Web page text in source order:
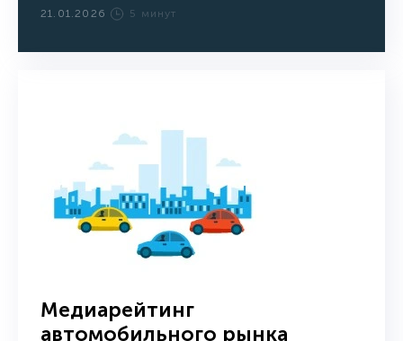
21.01.2026 5 минут
Медиарейтинг
автомобильного рынка